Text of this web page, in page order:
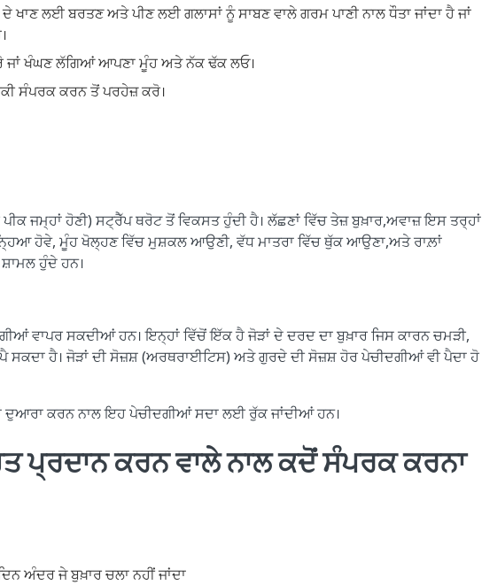
ਖਾਣ ਲਈ ਬਰਤਣ ਅਤੇ ਪੀਣ ਲਈ ਗਲਾਸਾਂ ਨੂੰ ਸਾਬਣ ਵਾਲੇ ਗਰਮ ਪਾਣੀ ਨਾਲ ਧੌਤਾ ਜਾਂਦਾ ਹੈ ਜਾਂ
ਜਾਂ ਖੰਘਣ ਲੱਗਿਆਂ ਆਪਣਾ ਮੂੰਹ ਅਤੇ ਨੱਕ ਢੱਕ ਲਓ।
ਸੰਪਰਕ ਕਰਨ ਤੋਂ ਪਰਹੇਜ਼ ਕਰੋ।
ਜਮ੍ਹਾਂ ਹੋਣੀ) ਸਟ੍ਰੈੱਪ ਥਰੋਟ ਤੋਂ ਵਿਕਸਤ ਹੁੰਦੀ ਹੈ। ਲੱਛਣਾਂ ਵਿੱਚ ਤੇਜ਼ ਬੁਖ਼ਾਰ,ਅਵਾਜ਼ ਇਸ ਤਰ੍ਹਾਂ
ਹੋਵੇ, ਮੂੰਹ ਖੋਲ੍ਹਣ ਵਿੱਚ ਮੁਸ਼ਕਲ ਆਉਣੀ, ਵੱਧ ਮਾਤਰਾ ਵਿੱਚ ਥੁੱਕ ਆਉਣਾ,ਅਤੇ ਰਾਲ਼ਾਂ
ਹੁੰਦੇ ਹਨ।
ਵਾਪਰ ਸਕਦੀਆਂ ਹਨ। ਇਨ੍ਹਾਂ ਵਿੱਚੋਂ ਇੱਕ ਹੈ ਜੋੜਾਂ ਦੇ ਦਰਦ ਦਾ ਬੁਖ਼ਾਰ ਜਿਸ ਕਾਰਨ ਚਮੜੀ,
ਹੈ। ਜੋੜਾਂ ਦੀ ਸੋਜ਼ਸ਼ (ਅਰਥਰਾਈਟਿਸ) ਅਤੇ ਗੁਰਦੇ ਦੀ ਸੋਜ਼ਸ਼ ਹੋਰ ਪੇਚੀਦਗੀਆਂ ਵੀ ਪੈਦਾ ਹੋ
ਦੁਆਰਾ ਕਰਨ ਨਾਲ ਇਹ ਪੇਚੀਦਗੀਆਂ ਸਦਾ ਲਈ ਰੁੱਕ ਜਾਂਦੀਆਂ ਹਨ।
ਪ੍ਰਦਾਨ ਕਰਨ ਵਾਲੇ ਨਾਲ ਕਦੋਂ ਸੰਪਰਕ ਕਰਨਾ
ਅੰਦਰ ਜੇ ਬੁਖ਼ਾਰ ਚਲਾ ਨਹੀਂ ਜਾਂਦਾ